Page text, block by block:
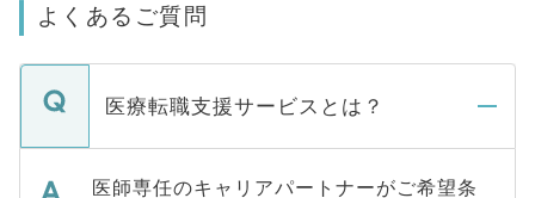
よくあるご質問
医療転職支援サービスとは？
医師専任のキャリアパートナーがご希望条